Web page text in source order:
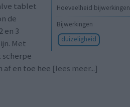
Hoeveelheid bijwerkingen
Bijwerkingen
duizeligheid
tablet
de
en 3
Met
af en toe hee [lees meer...]